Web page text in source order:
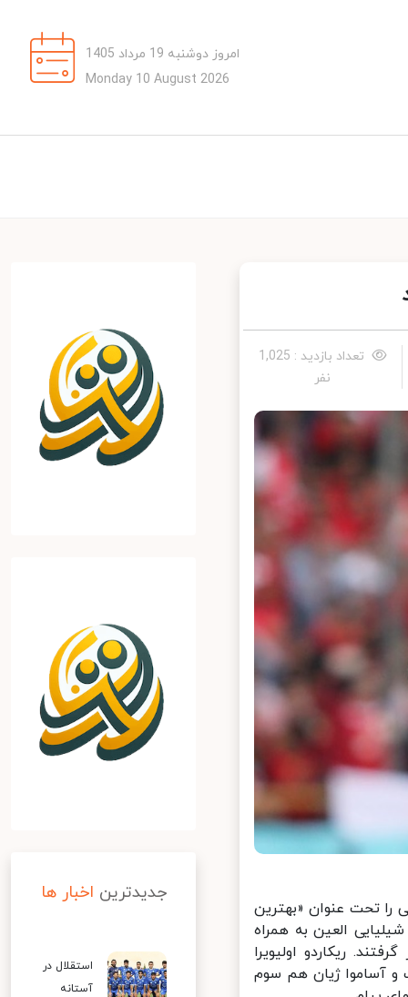
امروز دوشنبه 19 مرداد 1405
Monday 10 August 2026
تعداد بازدید : 1,025
نفر
را تحت عنوان «بهترین
العین به همراه
ریکاردو اولیویرا
قرار گرفت و آساموا ژیان هم سوم
جدیدترین اخبار ها
استقلال در
آستانه